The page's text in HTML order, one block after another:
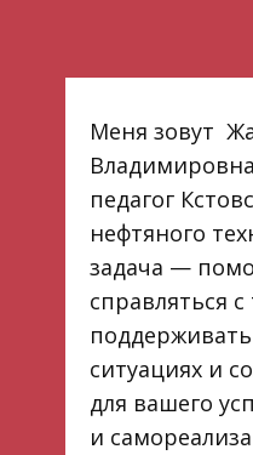
Меня зовут
педагог
нефтяного
задача —
справляться
ситуациях и
для вашего
и